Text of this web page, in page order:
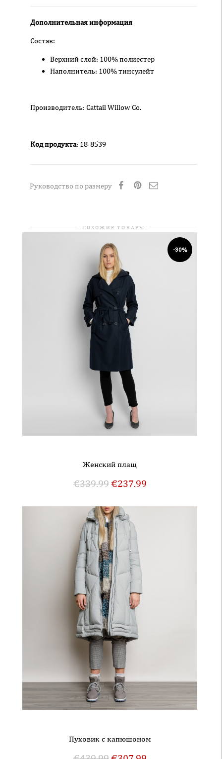
Дополнительная информация
Состав:
Верхний слой: 100% полиестер
Наполнитель: 100% тинсулейт
Производитель: Cattail Willow Co.
Код продукта: 18-8539
Руководство по размеру
ПОХОЖИЕ ТОВАРЫ
-30%
Женский плащ
€339.99€237.99
Пуховик с капюшоном